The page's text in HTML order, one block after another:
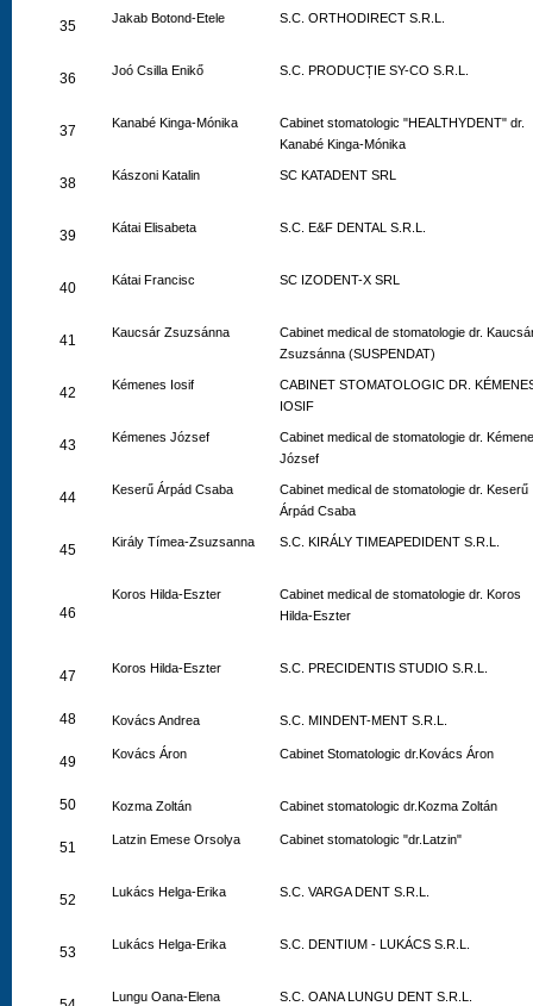
35 Jakab Botond-Etele S.C. ORTHODIRECT S.R.L.
36 Joó Csilla Enikő S.C. PRODUCȚIE SY-CO S.R.L.
37 Kanabé Kinga-Mónika
Cabinet stomatologic "HEALTHYDENT" dr.
Kanabé Kinga-Mónika
38 Kászoni Katalin SC KATADENT SRL
39 Kátai Elisabeta S.C. E&F DENTAL S.R.L.
40 Kátai Francisc SC IZODENT-X SRL
41 Kaucsár Zsuzsánna
Cabinet medical de stomatologie dr.
Zsuzsánna (SUSPENDAT)
42 Kémenes Iosif
CABINET STOMATOLOGIC DR.
IOSIF
43 Kémenes József
Cabinet medical de stomatologie dr.
József
44 Keserű Árpád Csaba
Cabinet medical de stomatologie dr. Keserű
Árpád Csaba
45 Király Tímea-Zsuzsanna S.C. KIRÁLY TIMEAPEDIDENT S.R.L.
46
Koros Hilda-Eszter
Cabinet medical de stomatologie dr. Koros
Hilda-Eszter
47 Koros Hilda-Eszter S.C. PRECIDENTIS STUDIO S.R.L.
48 Kovács Andrea S.C. MINDENT-MENT S.R.L.
49 Kovács Áron Cabinet Stomatologic dr.Kovács Áron
50 Kozma Zoltán Cabinet stomatologic dr.Kozma Zoltán
51 Latzin Emese Orsolya Cabinet stomatologic "dr.Latzin"
52 Lukács Helga-Erika S.C. VARGA DENT S.R.L.
53 Lukács Helga-Erika S.C. DENTIUM - LUKÁCS S.R.L.
Lungu Oana-Elena S.C. OANA LUNGU DENT S.R.L.